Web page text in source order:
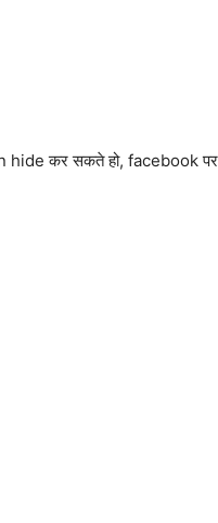
hide कर सकते हो, facebook